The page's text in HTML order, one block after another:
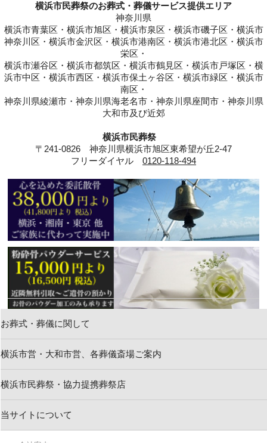
横浜市民葬祭のお葬式・葬儀サービス提供エリア
神奈川県
横浜市青葉区・横浜市旭区・横浜市泉区・横浜市磯子区・横浜市
神奈川区・横浜市金沢区・横浜市港南区・横浜市港北区・横浜市
栄区・
横浜市瀬谷区・横浜市都筑区・横浜市鶴見区・横浜市戸塚区・横
浜市中区・横浜市西区・横浜市保土ヶ谷区・横浜市緑区・横浜市
南区・
神奈川県綾瀬市・神奈川県海老名市・神奈川県座間市・神奈川県
大和市及び近郊
横浜市民葬祭
〒241-0826 神奈川県横浜市旭区東希望が丘2-47
フリーダイヤル 0120-118-494
お葬式・葬儀に関して
横浜市営・大和市営、各葬儀斎場ご案内
横浜市民葬祭・協力提携葬祭店
当サイトについて
新着情報
お問い合わせ